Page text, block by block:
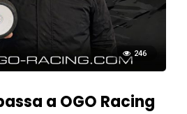
246
a OGO Racing